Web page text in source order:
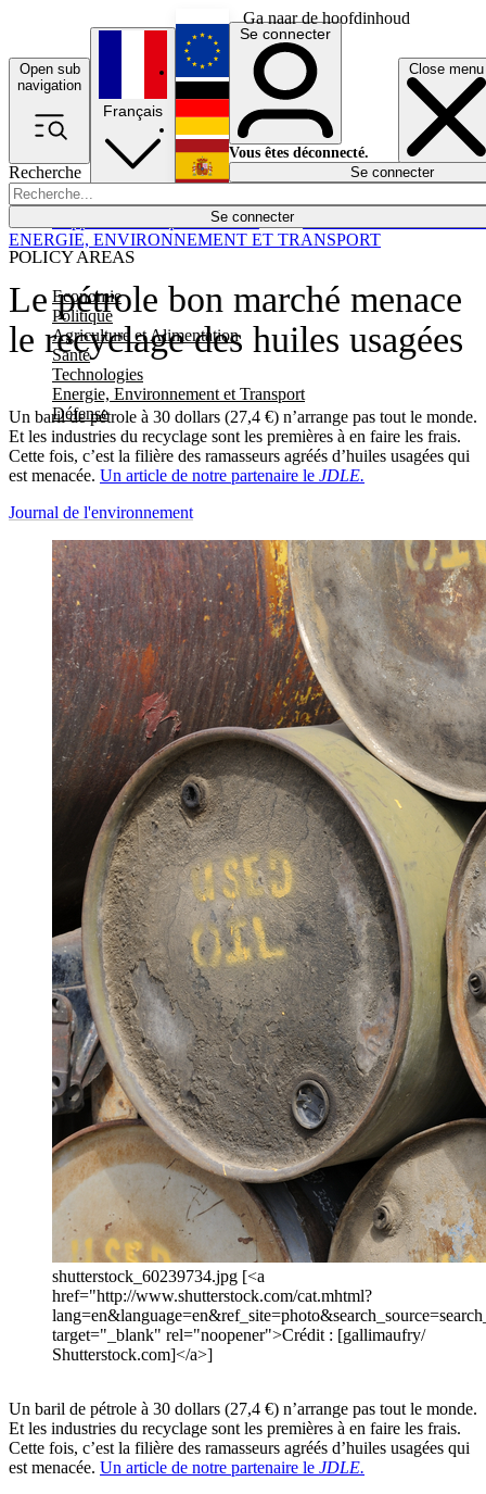
Ga naar de hoofdinhoud
Open sub
navigation
Close menu
Recherche
Se connecter
POLICY AREAS
Economie
Politique
Agriculture et Alimentation
Santé
Technologies
Energie, Environnement et Transport
Défense
Économie
Français
English
Deutsch
Español
Se connecter
Vous êtes déconnecté.
Se connecter
Le pétrole bon marché menace
le recyclage des huiles usagées
Un baril de pétrole à 30 dollars (27,4 €) n’arrange pas tout le monde.
Et les industries du recyclage sont les premières à en faire les frais.
Cette fois, c’est la filière des ramasseurs agréés d’huiles usagées qui
est menacée. Un article de notre partenaire le JDLE.
ENERGIE, ENVIRONNEMENT ET TRANSPORT
Journal de l'environnement
shutterstock_60239734.jpg [<a
href="http://www.shutterstock.com/cat.mhtml?
target="_blank" rel="noopener">Crédit : [gallimaufry/
Shutterstock.com]</a>]
Un baril de pétrole à 30 dollars (27,4 €) n’arrange pas tout le monde.
Et les industries du recyclage sont les premières à en faire les frais.
Cette fois, c’est la filière des ramasseurs agréés d’huiles usagées qui
est menacée. Un article de notre partenaire le JDLE.